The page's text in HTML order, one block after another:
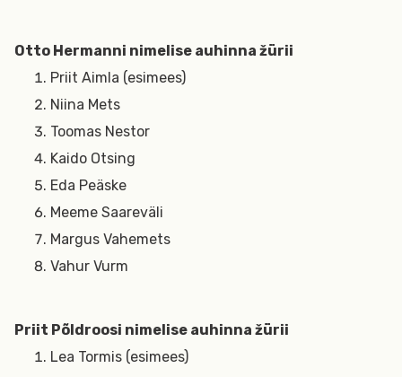
Otto Hermanni nimelise auhinna žürii
Priit Aimla (esimees)
Niina Mets
Toomas Nestor
Kaido Otsing
Eda Peäske
Meeme Saareväli
Margus Vahemets
Vahur Vurm
Priit Põldroosi nimelise auhinna žürii
Lea Tormis (esimees)